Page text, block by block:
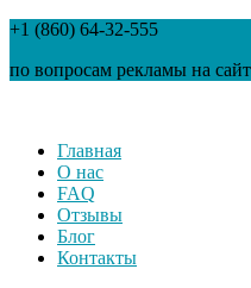
+1 (860) 64-32-555
по вопросам рекламы на
Главная
О нас
FAQ
Отзывы
Блог
Контакты